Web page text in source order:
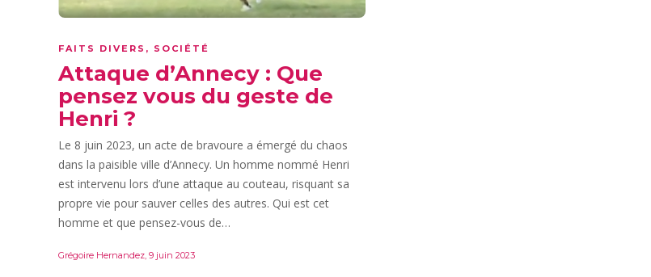
FAITS DIVERS , SOCIÉTÉ
Attaque d’Annecy : Que
pensez vous du geste de
Henri ?
Le 8 juin 2023, un acte de bravoure a émergé du chaos
dans la paisible ville d’Annecy. Un homme nommé Henri
est intervenu lors d’une attaque au couteau, risquant sa
propre vie pour sauver celles des autres. Qui est cet
homme et que pensez-vous de…
Grégoire Hernandez, 9 juin 2023